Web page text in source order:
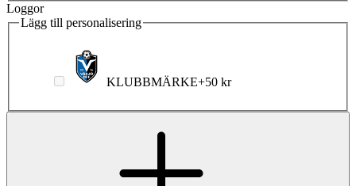
Loggor
Lägg till personalisering
KLUBBMÄRKE+50 kr